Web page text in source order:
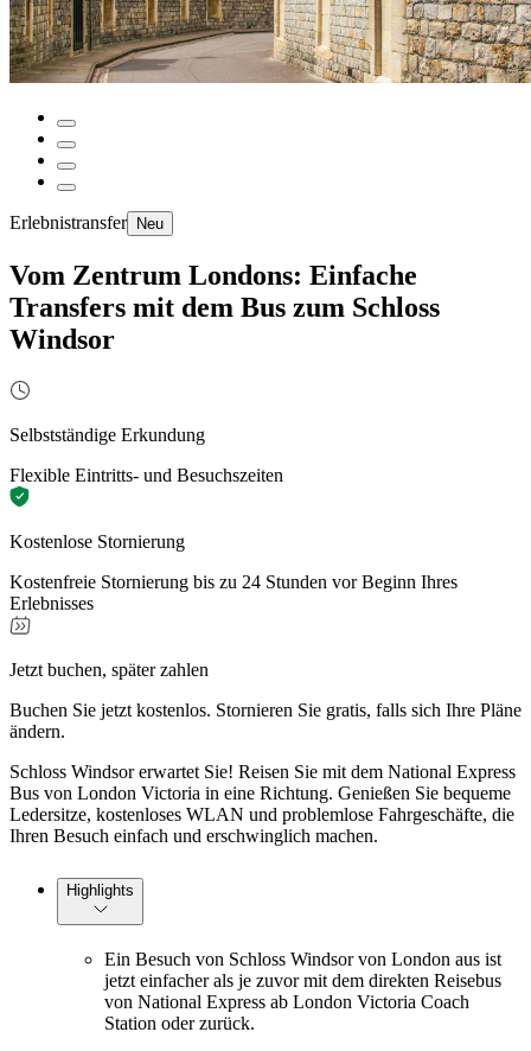
Erlebnistransfer Neu
Vom Zentrum Londons: Einfache
Transfers mit dem Bus zum Schloss
Windsor
Selbstständige Erkundung
Flexible Eintritts- und Besuchszeiten
Kostenlose Stornierung
Kostenfreie Stornierung bis zu 24 Stunden vor Beginn Ihres
Erlebnisses
Jetzt buchen, später zahlen
Buchen Sie jetzt kostenlos. Stornieren Sie gratis, falls sich Ihre Pläne
ändern.
Schloss Windsor erwartet Sie! Reisen Sie mit dem National Express
Bus von London Victoria in eine Richtung. Genießen Sie bequeme
Ledersitze, kostenloses WLAN und problemlose Fahrgeschäfte, die
Ihren Besuch einfach und erschwinglich machen.
Highlights
Ein Besuch von Schloss Windsor von London aus ist
jetzt einfacher als je zuvor mit dem direkten Reisebus
von National Express ab London Victoria Coach
Station oder zurück.